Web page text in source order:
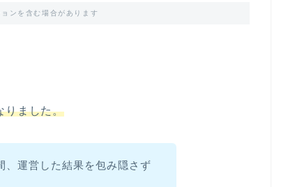
ンを含む場合があります
りました。
、運営した結果を包み隠さず